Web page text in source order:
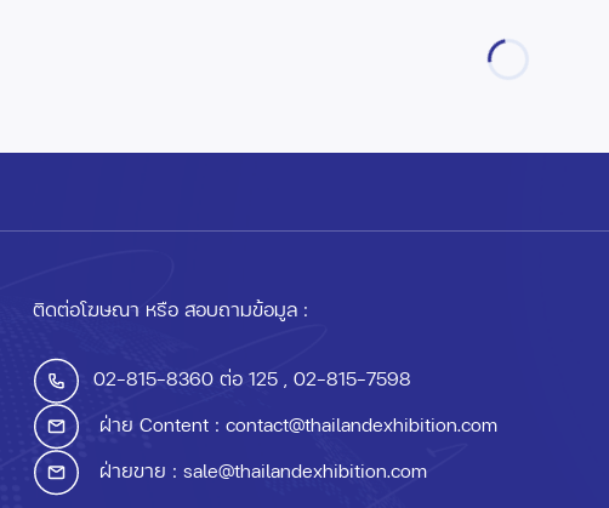
ติดต่อโฆษณา หรือ สอบถามข้อมูล :
02-815-8360 ต่อ 125 , 02-815-7598
ฝ่าย Content : contact@thailandexhibition.com
ฝ่ายขาย : sale@thailandexhibition.com